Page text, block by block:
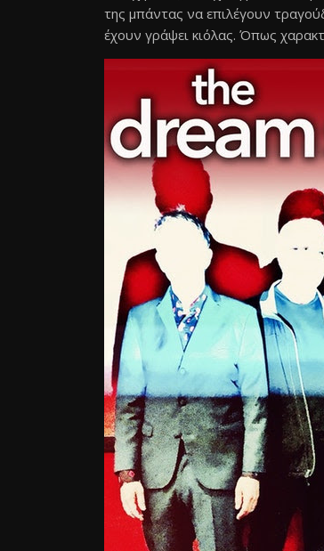
της μπάντας να επιλέγουν
έχουν γράψει κιόλας. Όπως